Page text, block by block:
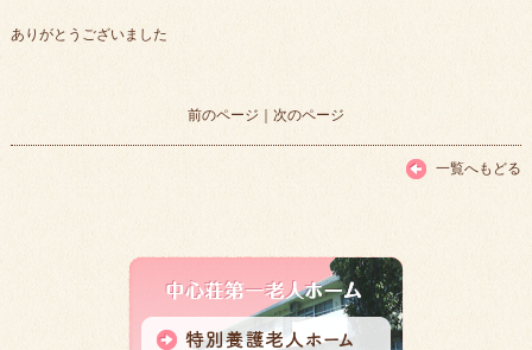
ありがとうございました
前のページ ｜ 次のページ
一覧へもどる